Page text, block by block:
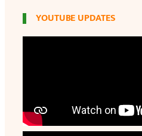
YOUTUBE UPDATES